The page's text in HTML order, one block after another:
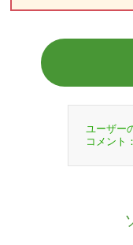
ユーザー
コメント：